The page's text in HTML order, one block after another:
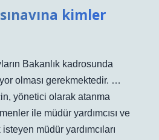
kimler
Bakanlık kadrosunda
olması gerekmektedir. …
yönetici olarak atanma
ile müdür yardımcısı ve
müdür yardımcıları